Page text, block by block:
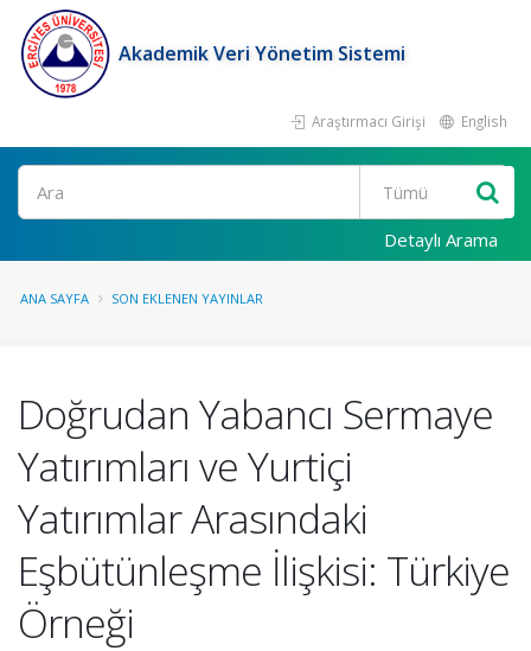
Akademik Veri Yönetim Sistemi
Araştırmacı Girişi English
Ara
Detaylı Arama
ANA SAYFA SON EKLENEN YAYINLAR
Doğrudan Yabancı Sermaye
Yatırımları ve Yurtiçi
Yatırımlar Arasındaki
Eşbütünleşme İlişkisi: Türkiye
Örneği